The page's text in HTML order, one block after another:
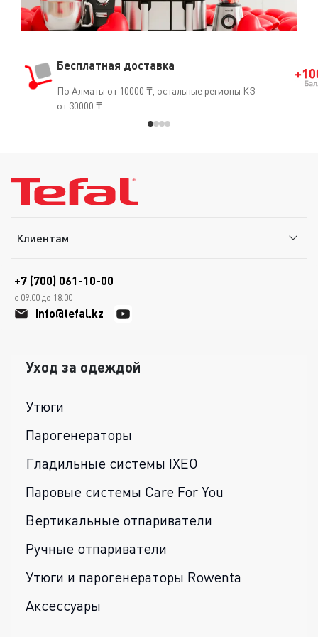
Бесплатная доставка
По Алматы от 10000 ₸, остальные регионы КЗ
от 30000 ₸
Клиентам
+7 (700) 061-10-00
с 09.00 до 18.00
info@tefal.kz
Уход за одеждой
Утюги
Парогенераторы
Гладильные системы IXEO
Паровые системы Care For You
Вертикальные отпариватели
Ручные отпариватели
Утюги и парогенераторы Rowenta
Аксессуары